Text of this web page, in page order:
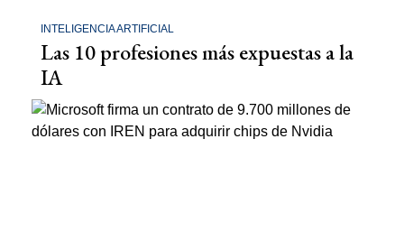
INTELIGENCIA ARTIFICIAL
Las 10 profesiones más expuestas a la
IA